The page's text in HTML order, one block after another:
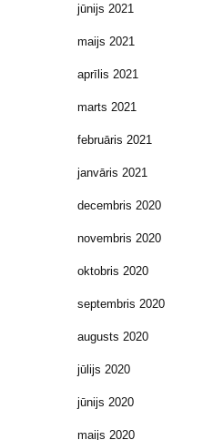
jūnijs 2021
maijs 2021
aprīlis 2021
marts 2021
februāris 2021
janvāris 2021
decembris 2020
novembris 2020
oktobris 2020
septembris 2020
augusts 2020
jūlijs 2020
jūnijs 2020
maijs 2020